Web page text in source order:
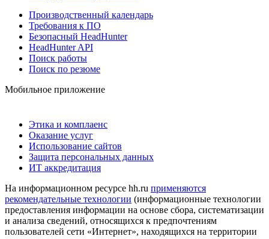
Производственный календарь
Требования к ПО
Безопасный HeadHunter
HeadHunter API
Поиск работы
Поиск по резюме
Мобильное приложение
Этика и комплаенс
Оказание услуг
Использование сайтов
Защита персональных данных
ИТ аккредитация
На информационном ресурсе hh.ru применяются
рекомендательные технологии (информационные технологии
предоставления информации на основе сбора, систематизации
и анализа сведений, относящихся к предпочтениям
пользователей сети «Интернет», находящихся на территории